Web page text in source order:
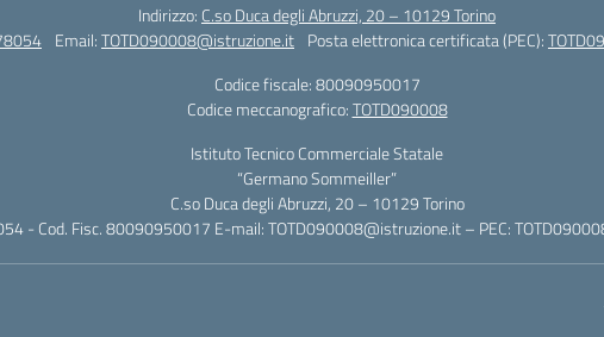
Indirizzo: C.so Duca degli Abruzzi, 20 – 10129 Torino
Email:TOTD090008@istruzione.it Posta elettronica certificata (PEC):
Codice fiscale: 80090950017
Codice meccanografico:TOTD090008
Istituto Tecnico Commerciale Statale
“Germano Sommeiller”
C.so Duca degli Abruzzi, 20 – 10129 Torino
- Cod. Fisc. 80090950017 E-mail: TOTD090008@istruzione.it – PEC: